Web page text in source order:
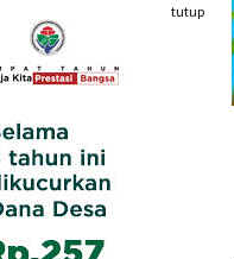
konten
tutup